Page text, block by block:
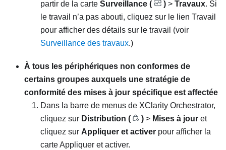
partir de la carte Surveillance ( ) > Travaux. Si
le travail n’a pas abouti, cliquez sur le lien Travail
pour afficher des détails sur le travail (voir
Surveillance des travaux.)
À tous les périphériques non conformes de
certains groupes auxquels une stratégie de
conformité des mises à jour spécifique est affectée
Dans la barre de menus de XClarity Orchestrator,
cliquez sur Distribution ( ) > Mises à jour et
cliquez sur Appliquer et activer pour afficher la
carteAppliquer et activer.